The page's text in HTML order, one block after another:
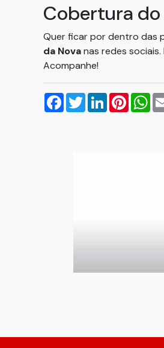
Cobertura do
Quer ficar por dentro das
da Novanas redes
Acompanhe!
Facebook
TwitterLinkedIn